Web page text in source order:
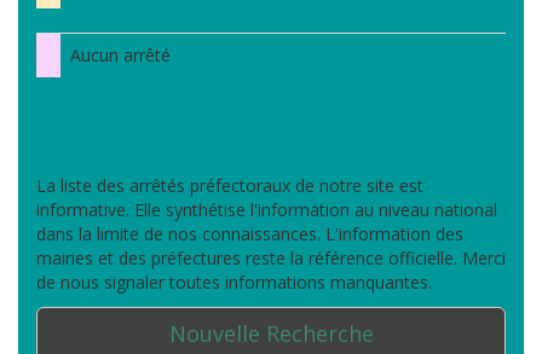
Aucun arrêté
La liste des arrêtés préfectoraux de notre site est
informative. Elle synthétise l'information au niveau national
dans la limite de nos connaissances. L'information des
mairies et des préfectures reste la référence officielle. Merci
de nous signaler toutes informations manquantes.
Nouvelle Recherche